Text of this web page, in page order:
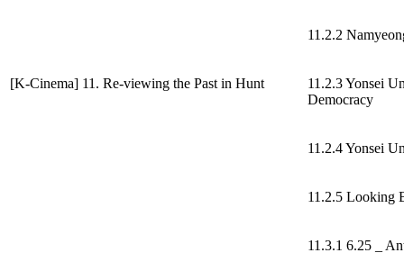
[K-Cinema] 11. Re-viewing the Past in Hunt
11.2.2
11.2.3 Yonsei
Democracy
11.2.4 Yonsei
11.2.5 Looking
11.3.1 6.25 _